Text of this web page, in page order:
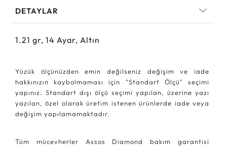
DETAYLAR
1.21 gr, 14 Ayar, Altın
Yüzük ölçünüzden emin değilseniz değişim ve iade
hakkınızın kaybolmaması için "Standart Ölçü" seçimi
yapınız. Standart dışı ölçü seçimi yapılan, üzerine yazı
yazılan, özel olarak üretim istenen ürünlerde iade veya
değişim yapılamamaktadır.
Tüm mücevherler Assos Diamond bakım garantisi